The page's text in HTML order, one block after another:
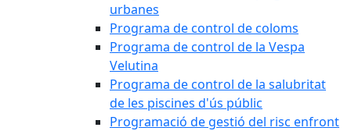
urbanes
Programa de control de coloms
Programa de control de la Vespa
Velutina
Programa de control de la salubritat
de les piscines d'ús públic
Programació de gestió del risc enfront